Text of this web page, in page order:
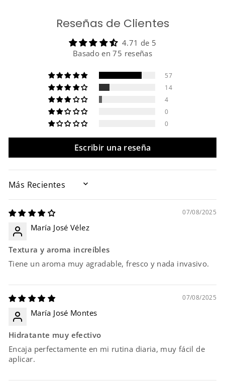
Reseñas de Clientes
4.71 de 5
Basado en 75 reseñas
57
14
4
0
0
Escribir una reseña
SORT BY
07/08/2025
María José Vélez
Textura y aroma increíbles
Tiene un aroma muy agradable, fresco y nada invasivo.
07/08/2025
María José Montes
Hidratante muy efectivo
Encaja perfectamente en mi rutina diaria, muy fácil de
aplicar.